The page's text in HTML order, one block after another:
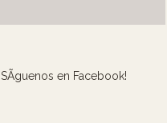
SÃ­guenos en Facebook!